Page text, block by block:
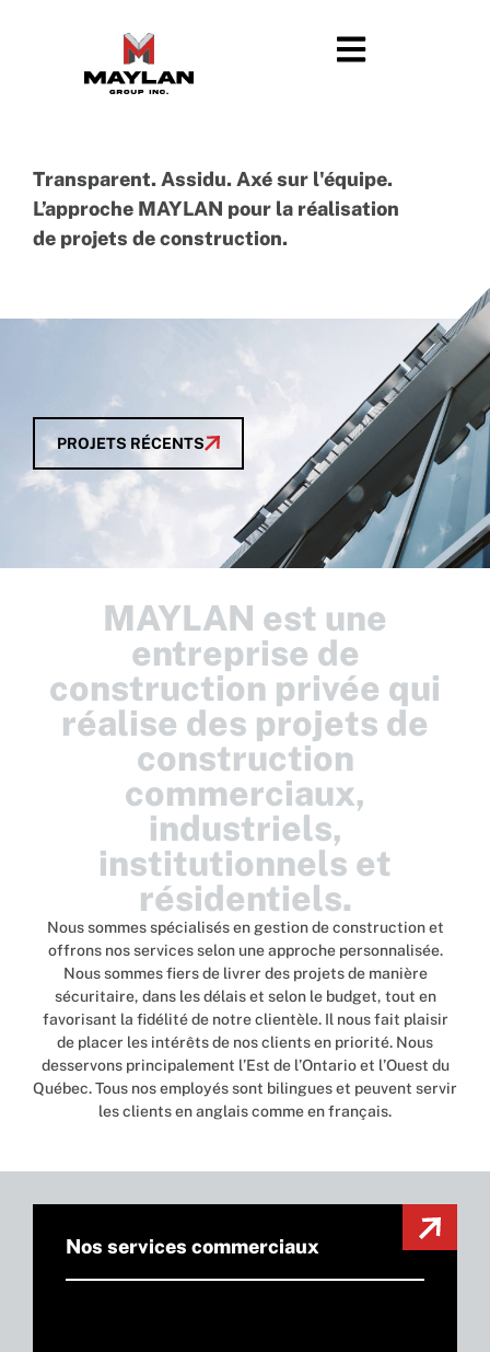
M
Transparent. Assidu. Axé sur l'équipe.
L’approche MAYLAN pour la réalisation
de projets de construction.
PROJETS RÉCENTS
MAYLAN est une
entreprise de
construction privée qui
réalise des projets de
construction
commerciaux,
industriels,
institutionnels et
résidentiels.
Nous sommes spécialisés en gestion de construction et
offrons nos services selon une approche personnalisée.
Nous sommes fiers de livrer des projets de manière
sécuritaire, dans les délais et selon le budget, tout en
favorisant la fidélité de notre clientèle. Il nous fait plaisir
de placer les intérêts de nos clients en priorité. Nous
desservons principalement l’Est de l’Ontario et l’Ouest du
Québec. Tous nos employés sont bilingues et peuvent servir
les clients en anglais comme en français.
Nos services commerciaux